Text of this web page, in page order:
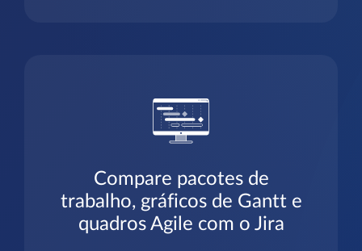
Compare pacotes de
trabalho, gráficos de Gantt e
quadros Agile com o Jira